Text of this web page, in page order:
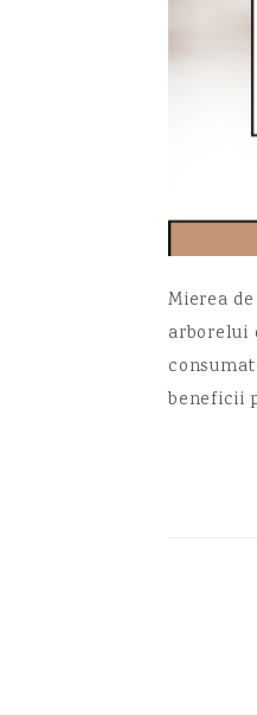
Mierea
arborelui
beneficii